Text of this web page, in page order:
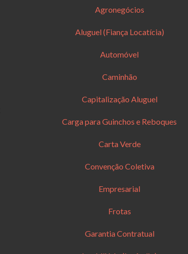
Agronegócios
Aluguel (Fiança Locatícia)
Automóvel
Caminhão
Capitalização Aluguel
Carga para Guinchos e Reboques
Carta Verde
Convenção Coletiva
Empresarial
Frotas
Garantia Contratual